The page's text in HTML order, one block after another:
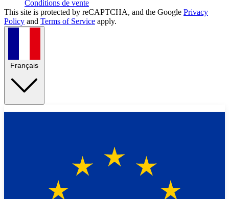
Conditions de vente
This site is protected by reCAPTCHA, and the Google Privacy
Policy and Terms of Service apply.
Français